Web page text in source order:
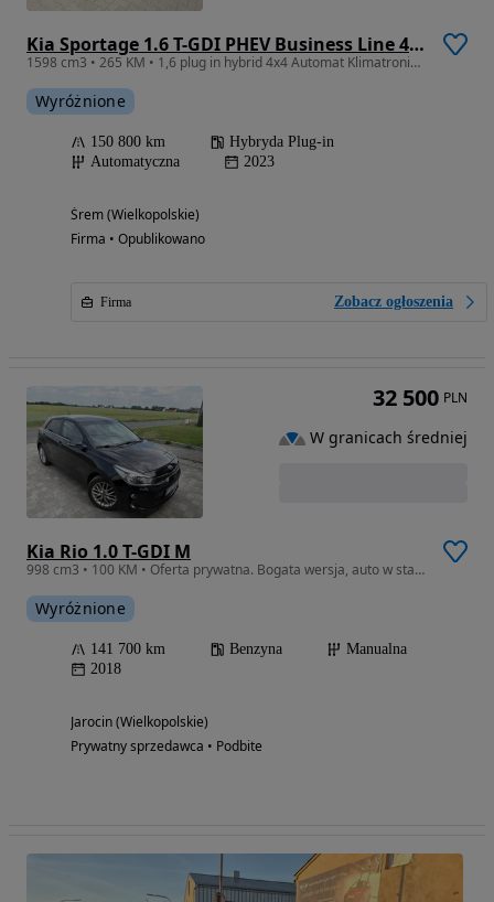
Kia Sportage 1.6 T-GDI PHEV Business Line 4WD
1598 cm3 • 265 KM • 1,6 plug in hybrid 4x4 Automat Klimatronic kamera Navi !!!
Wyróżnione
150 800 km
Hybryda Plug-in
Automatyczna
2023
Śrem (Wielkopolskie)
Firma • Opublikowano
Firma Zobacz ogłoszenia
Kia Rio 1.0 T-GDI M
998 cm3 • 100 KM • Oferta prywatna. Bogata wersja, auto w stanie bdb
Wyróżnione
141 700 km Benzyna
Manualna
2018
Jarocin (Wielkopolskie)
Prywatny sprzedawca • Podbite
32 500 PLN
W granicach średniej